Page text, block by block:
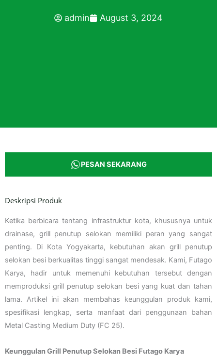
admin August 3, 2024
PESAN SEKARANG
Deskripsi Produk
Ketika berbicara tentang infrastruktur kota, khususnya untuk
drainase, grill penutup selokan memiliki peran yang sangat
penting. Di Kota Yogyakarta, kebutuhan akan grill penutup
selokan besi berkualitas tinggi sangat mendesak. Kami, Futago
Karya, hadir untuk memenuhi kebutuhan tersebut dengan
memproduksi grill penutup selokan besi yang kuat dan tahan
lama. Artikel ini akan membahas keunggulan produk kami,
spesifikasi lengkap, serta manfaat dari penggunaan bahan
Metal Casting Medium Duty (FC 25).
Keunggulan Grill Penutup Selokan Besi Futago Karya